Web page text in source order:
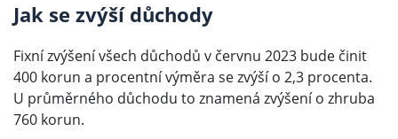
Jak se zvýší důchody
Fixní zvýšení všech důchodů v červnu 2023 bude činit
400 korun a procentní výměra se zvýší o 2,3 procenta.
U průměrného důchodu to znamená zvýšení o zhruba
760 korun.